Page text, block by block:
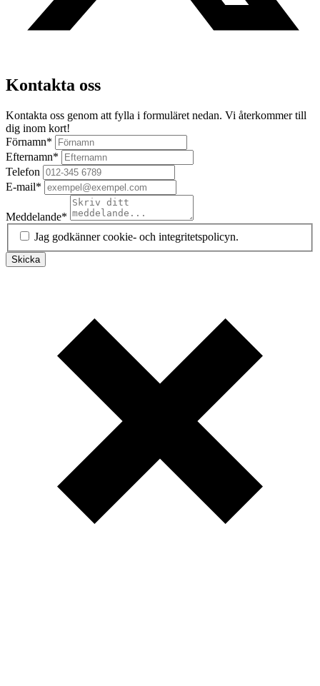
Kontakta oss
Kontakta oss genom att fylla i formuläret nedan. Vi återkommer till
dig inom kort!
Förnamn*
Efternamn*
Telefon
E-mail*
Meddelande*
Jag godkänner cookie- och integritetspolicyn.
Skicka